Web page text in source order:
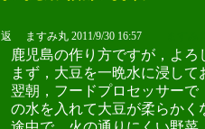
返 ますみ丸 2011/9/30 16:57
鹿児島の作り方ですが，よろ
まず，大豆を一晩水に浸して
翌朝，フードプロセッサー
の水を入れて大豆が柔らかく